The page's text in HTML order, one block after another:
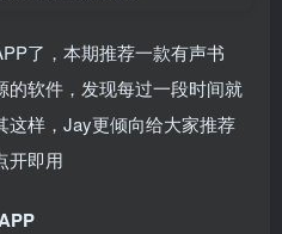
了，本期推荐一款有声书
软件，发现每过一段时间就
这样，Jay更倾向给大家推荐
开即用